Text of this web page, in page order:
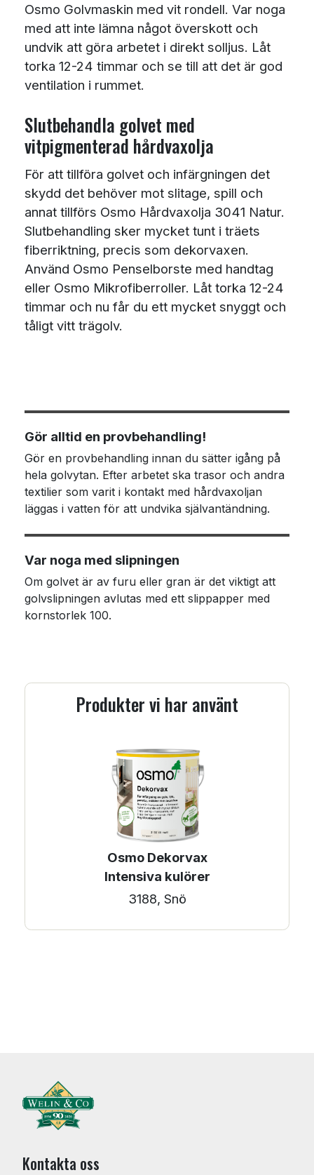
Osmo Golvmaskin med vit rondell. Var noga
med att inte lämna något överskott och
undvik att göra arbetet i direkt solljus. Låt
torka 12-24 timmar och se till att det är god
ventilation i rummet.
Slutbehandla golvet med
vitpigmenterad hårdvaxolja
För att tillföra golvet och infärgningen det
skydd det behöver mot slitage, spill och
annat tillförs Osmo Hårdvaxolja 3041 Natur.
Slutbehandling sker mycket tunt i träets
fiberriktning, precis som dekorvaxen.
Använd Osmo Penselborste med handtag
eller Osmo Mikrofiberroller. Låt torka 12-24
timmar och nu får du ett mycket snyggt och
tåligt vitt trägolv.
Gör alltid en provbehandling!
Gör en provbehandling innan du sätter igång på
hela golvytan. Efter arbetet ska trasor och andra
textilier som varit i kontakt med hårdvaxoljan
läggas i vatten för att undvika självantändning.
Var noga med slipningen
Om golvet är av furu eller gran är det viktigt att
golvslipningen avlutas med ett slippapper med
kornstorlek 100.
Produkter vi har använt
Osmo Dekorvax
Intensiva kulörer
3188, Snö
Kontakta oss